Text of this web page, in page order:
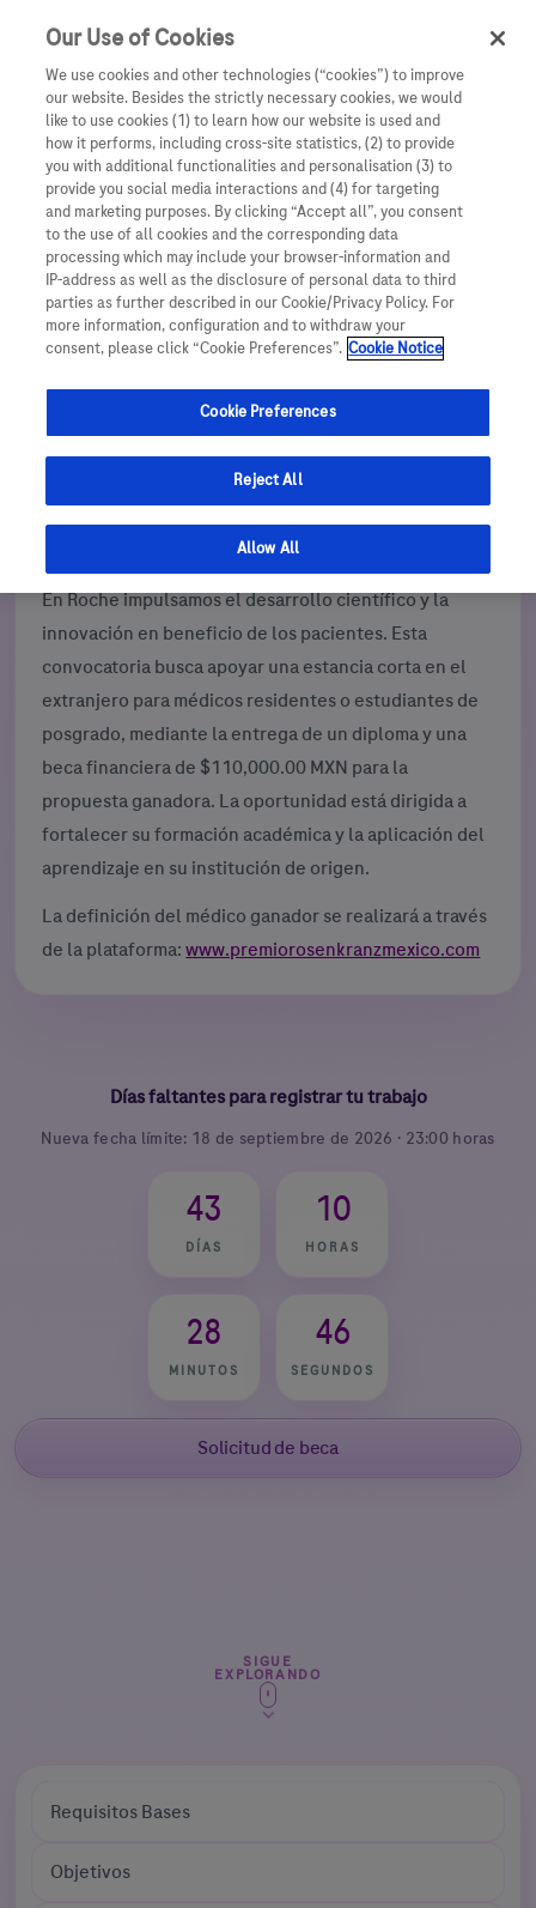
Beca para estancia
corta en el extranjero
$110,000 MXN
En Roche impulsamos el desarrollo científico y la
innovación en beneficio de los pacientes. Esta
convocatoria busca apoyar una estancia corta en el
extranjero para médicos residentes o estudiantes de
posgrado, mediante la entrega de un diploma y una
beca financiera de $110,000.00 MXN para la
propuesta ganadora. La oportunidad está dirigida a
fortalecer su formación académica y la aplicación del
aprendizaje en su institución de origen.
La definición del médico ganador se realizará a través
de la plataforma:www.premiorosenkranzmexico.com
Días faltantes para registrar tu trabajo
Nueva fecha límite: 18 de septiembre de 2026 · 23:00 horas
43
DÍAS
10
HORAS
28
MINUTOS
45
SEGUNDOS
Solicitud de beca
SIGUE
EXPLORANDO
Requisitos Bases
Objetivos
Our Use of Cookies
We use cookies and other technologies (“cookies”) to improve
our website. Besides the strictly necessary cookies, we would
like to use cookies (1) to learn how our website is used and
how it performs, including cross-site statistics, (2) to provide
you with additional functionalities and personalisation (3) to
provide you social media interactions and (4) for targeting
and marketing purposes. By clicking “Accept all”, you consent
to the use of all cookies and the corresponding data
processing which may include your browser-information and
IP-address as well as the disclosure of personal data to third
parties as further described in our Cookie/Privacy Policy. For
more information, configuration and to withdraw your
consent, please click “Cookie Preferences”. Cookie Notice
Cookie Preferences
Reject All
Allow All